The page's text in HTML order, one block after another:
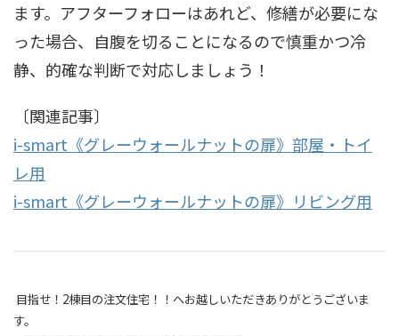
ます。アフターフォローはあれど、修繕が必要にな
った場合、自腹を切ることになるので慎重かつ冷
静、的確な判断で対応しましょう！
〔関連記事〕
i-smart《グレーウォールナットの扉》部屋・トイ
レ用
i-smart《グレーウォールナットの扉》リビング用
目指せ！2棟目の注文住宅！！へお越しいただきありがとうございま
す。